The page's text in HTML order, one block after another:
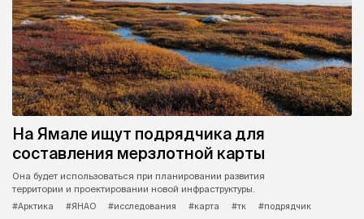
На Ямале ищут подрядчика для
составления мерзлотной карты
Она будет использоваться при планировании развития
территории и проектировании новой инфраструктуры.
#Арктика
#ЯНАО #исследования #карта #тк #подрядчик